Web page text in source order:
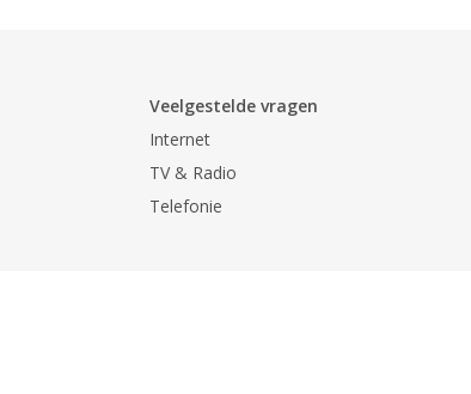
Veelgestelde vragen
Internet
TV & Radio
Telefonie